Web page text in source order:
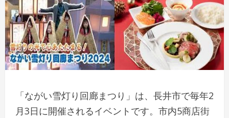
「ながい雪灯り回廊まつり」は、長井市で毎年2
月3日に開催されるイベントです。市内5商店街